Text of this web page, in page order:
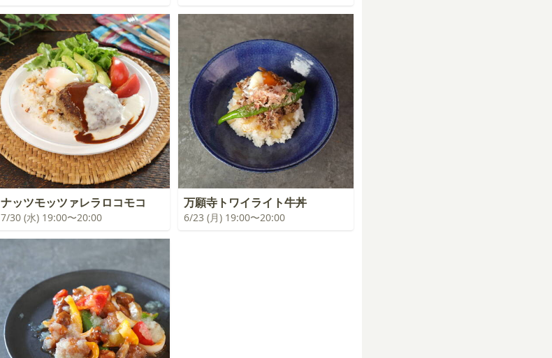
ナッツモッツァレラロコモコ
7/30 (水) 19:00〜20:00
万願寺トワイライト牛丼
6/23 (月) 19:00〜20:00